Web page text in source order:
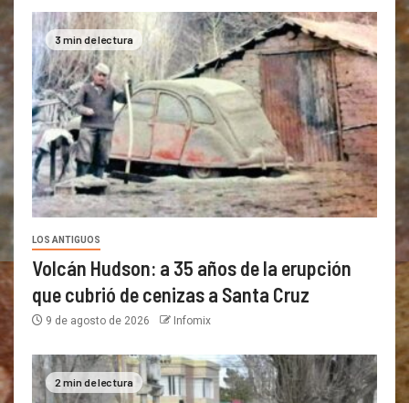
3 min de lectura
LOS ANTIGUOS
Volcán Hudson: a 35 años de la erupción
que cubrió de cenizas a Santa Cruz
9 de agosto de 2026 Infomix
2 min de lectura